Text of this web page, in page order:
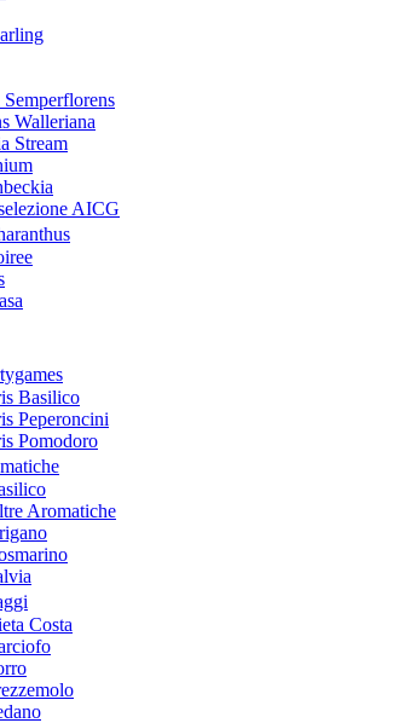
Walleriana
Stream
AICG
Basilico
Peperoncini
Pomodoro
Aromatiche
Costa